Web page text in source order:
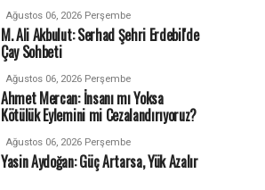
Ağustos 06, 2026 Perşembe
M. Ali Akbulut: Serhad Şehri Erdebil'de
Çay Sohbeti
Ağustos 06, 2026 Perşembe
Ahmet Mercan: İnsanı mı Yoksa
Kötülük Eylemini mi Cezalandırıyoruz?
Ağustos 06, 2026 Perşembe
Yasin Aydoğan: Güç Artarsa, Yük Azalır